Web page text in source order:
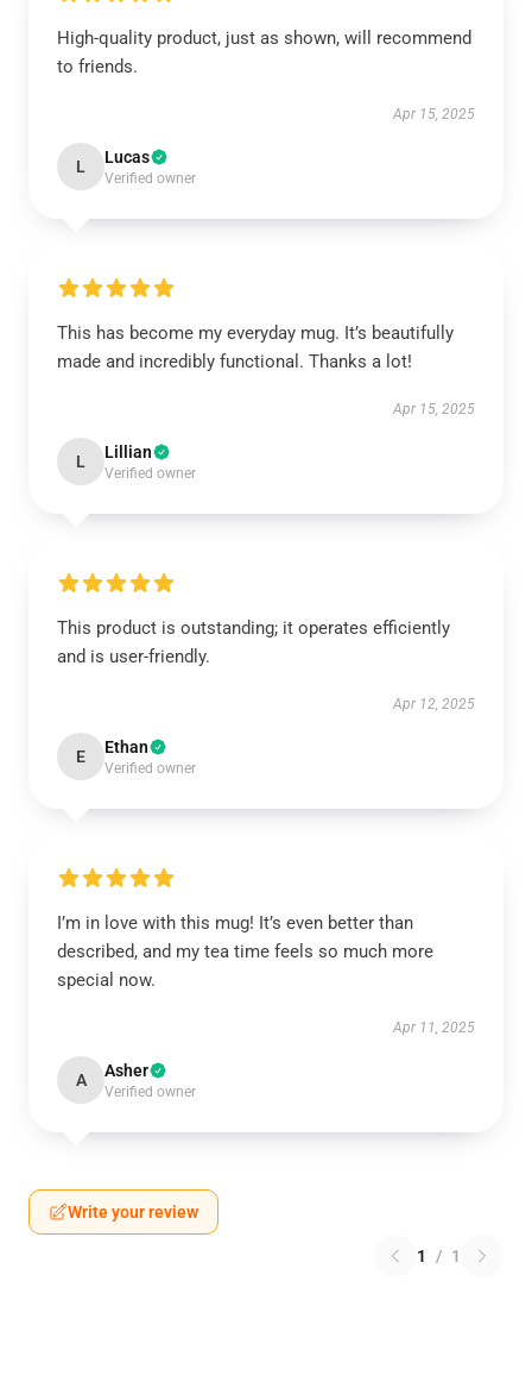
High-quality product, just as shown, will recommend
to friends.
Apr 15, 2025
L Lucas
Verified owner
This has become my everyday mug. It’s beautifully
made and incredibly functional. Thanks a lot!
Apr 15, 2025
L Lillian
Verified owner
This product is outstanding; it operates efficiently
and is user-friendly.
Apr 12, 2025
E Ethan
Verified owner
I’m in love with this mug! It’s even better than
described, and my tea time feels so much more
special now.
Apr 11, 2025
A Asher
Verified owner
Write your review
1 / 1